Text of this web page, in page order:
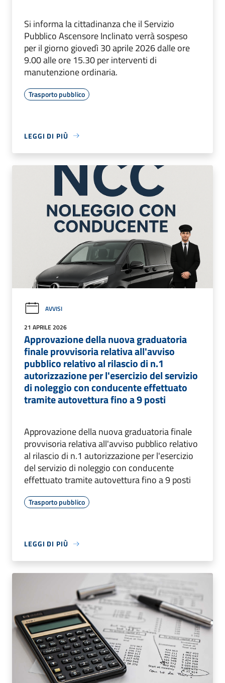
Si informa la cittadinanza che il Servizio
Pubblico Ascensore Inclinato verrà sospeso
per il giorno giovedì 30 aprile 2026 dalle ore
9.00 alle ore 15.30 per interventi di
manutenzione ordinaria.
Trasporto pubblico
LEGGI DI PIÙ
AVVISI
21 APRILE 2026
Approvazione della nuova graduatoria
finale provvisoria relativa all'avviso
pubblico relativo al rilascio di n.1
autorizzazione per l'esercizio del servizio
di noleggio con conducente effettuato
tramite autovettura fino a 9 posti
Approvazione della nuova graduatoria finale
provvisoria relativa all'avviso pubblico relativo
al rilascio di n.1 autorizzazione per l'esercizio
del servizio di noleggio con conducente
effettuato tramite autovettura fino a 9 posti
Trasporto pubblico
LEGGI DI PIÙ